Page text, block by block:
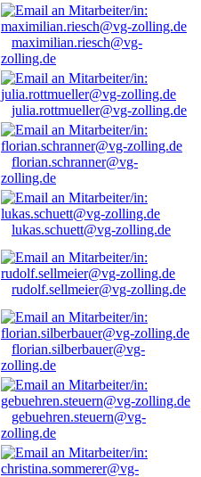
maximilian.riesch@vg-
zolling.de
julia.rottmueller@vg-zolling.de
florian.schranner@vg-
zolling.de
lukas.schuett@vg-zolling.de
rudolf.sellmeier@vg-zolling.de
florian.silberbauer@vg-
zolling.de
gebuehren.steuern@vg-
zolling.de